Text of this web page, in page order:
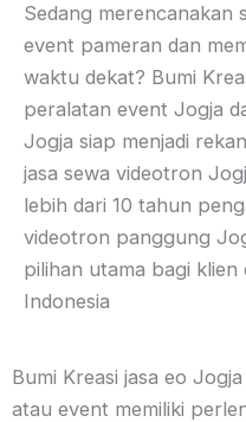
Sedang merencanakan
event pameran dan
waktu dekat? Bumi
peralatan event Jogja
Jogja siap menjadi
jasa sewa videotron
lebih dari 10 tahun
videotron panggung
pilihan utama bagi
Indonesia
Bumi Kreasi jasa eo
atau event memiliki